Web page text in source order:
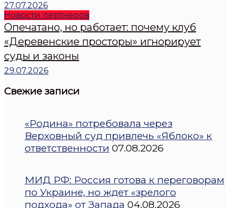
27.07.2026
Новости пертнеров
Опечатано, но работает: почему клуб
«Деревенские просторы» игнорирует
суды и законы
29.07.2026
Свежие записи
«Родина» потребовала через
Верховный суд привлечь «Яблоко» к
ответственности 07.08.2026
МИД РФ: Россия готова к переговорам
по Украине, но ждет «зрелого
подхода» от Запада 04.08.2026